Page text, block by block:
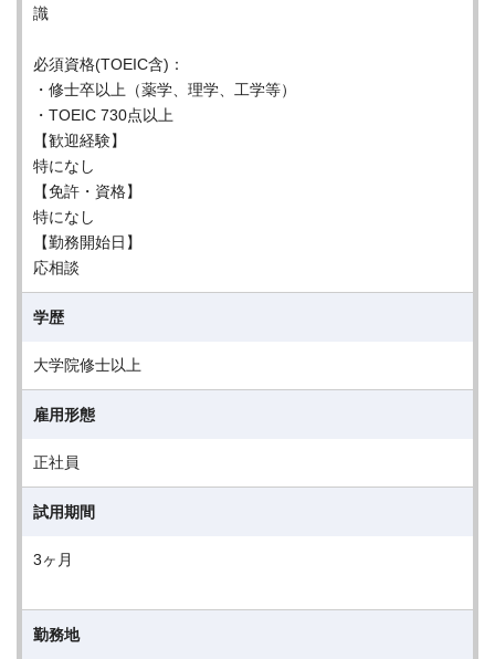
識
必須資格(TOEIC含)：
・修士卒以上（薬学、理学、工学等）
・TOEIC 730点以上
【歓迎経験】
特になし
【免許・資格】
特になし
【勤務開始日】
応相談
学歴
大学院修士以上
雇用形態
正社員
試用期間
3ヶ月
勤務地